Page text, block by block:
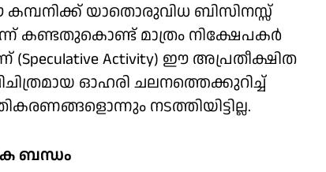
യാതൊരുവിധ ബിസിനസ്സ്
കണ്ടതുകൊണ്ട് മാത്രം നിക്ഷേപകര്‍
Activity) ഈ അപ്രതീക്ഷിത
ഓഹരി ചലനത്തെക്കുറിച്ച്
നടത്തിയിട്ടില്ല.
ബന്ധം